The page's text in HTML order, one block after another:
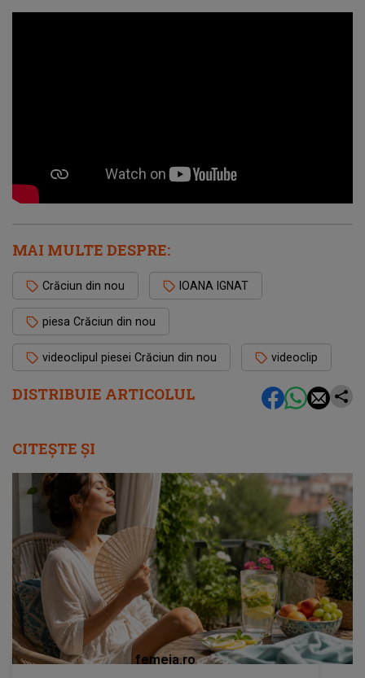
DISTRIBUIE ARTICOLUL
MAI MULTE DESPRE:
Crăciun din nou IOANA IGNAT
piesa Crăciun din nou
videoclipul piesei Crăciun din nou videoclip
CITEȘTE ȘI
femeia.ro